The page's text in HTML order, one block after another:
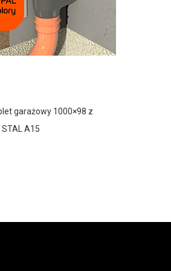
garażowy 1000×98 z
A15